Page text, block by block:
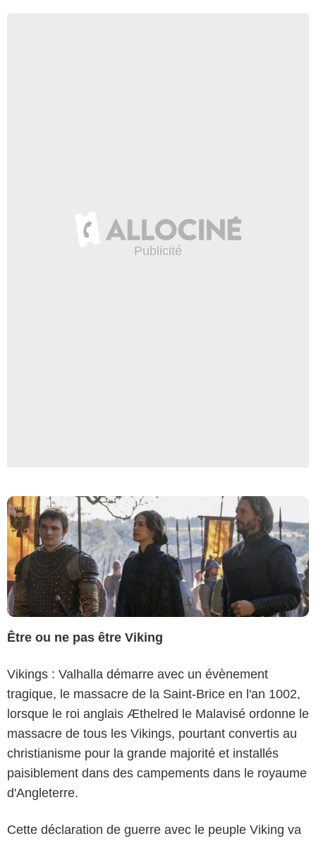
Être ou ne pas être Viking
Vikings : Valhalla démarre avec un évènement
tragique, le massacre de la Saint-Brice en l'an 1002,
lorsque le roi anglais Æthelred le Malavisé ordonne le
massacre de tous les Vikings, pourtant convertis au
christianisme pour la grande majorité et installés
paisiblement dans des campements dans le royaume
d'Angleterre.
Cette déclaration de guerre avec le peuple Viking va